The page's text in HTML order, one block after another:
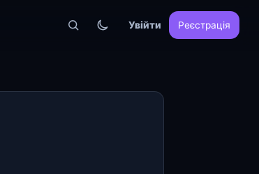
Увійти Реєстрація